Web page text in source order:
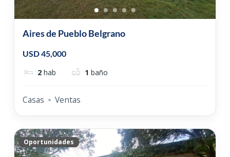
Aires de Pueblo Belgrano
USD 45,000
2 hab 1 baño
Casas Ventas
Oportunidades